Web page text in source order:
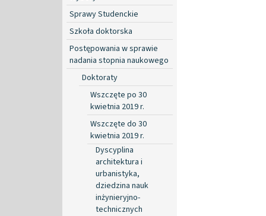
Sprawy Studenckie
Szkoła doktorska
Postępowania w sprawie
nadania stopnia naukowego
Doktoraty
Wszczęte po 30
kwietnia 2019 r.
Wszczęte do 30
kwietnia 2019 r.
Dyscyplina
architektura i
urbanistyka,
dziedzina nauk
inżynieryjno-
technicznych